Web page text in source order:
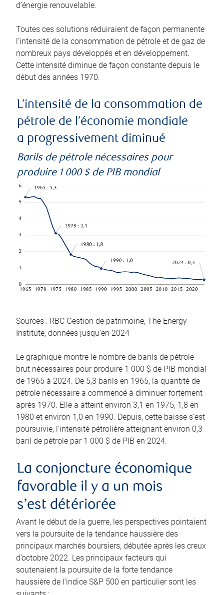
d’énergie renouvelable.
Toutes ces solutions réduiraient de façon permanente
l’intensité de la consommation de pétrole et de gaz de
nombreux pays développés et en développement.
Cette intensité diminue de façon constante depuis le
début des années 1970.
L’intensité de la consommation de
pétrole de l’économie mondiale
a progressivement diminué
Barils de pétrole nécessaires pour
produire 1 000 $ de PIB mondial
Sources : RBC Gestion de patrimoine, The Energy
Institute; données jusqu’en 2024
Le graphique montre le nombre de barils de pétrole
brut nécessaires pour produire 1 000 $ de PIB mondial
de 1965 à 2024. De 5,3 barils en 1965, la quantité de
pétrole nécessaire a commencé à diminuer fortement
après 1970. Elle a atteint environ 3,1 en 1975, 1,8 en
1980 et environ 1,0 en 1990. Depuis, cette baisse s’est
poursuivie, l’intensité pétrolière atteignant environ 0,3
baril de pétrole par 1 000 $ de PIB en 2024.
La conjoncture économique
favorable il y a un mois
s’est détériorée
Avant le début de la guerre, les perspectives pointaient
vers la poursuite de la tendance haussière des
principaux marchés boursiers, débutée après les creux
d’octobre 2022. Les principaux facteurs qui
soutenaient la poursuite de la forte tendance
haussière de l’indice S&P 500 en particulier sont les